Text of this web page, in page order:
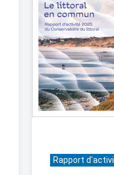
Rapport